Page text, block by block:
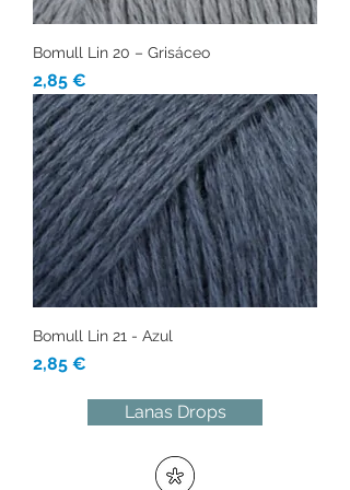
Bomull Lin 20 – Grisáceo
Precio
2,85 €
Bomull Lin 21 - Azul
Precio
2,85 €
Lanas Drops